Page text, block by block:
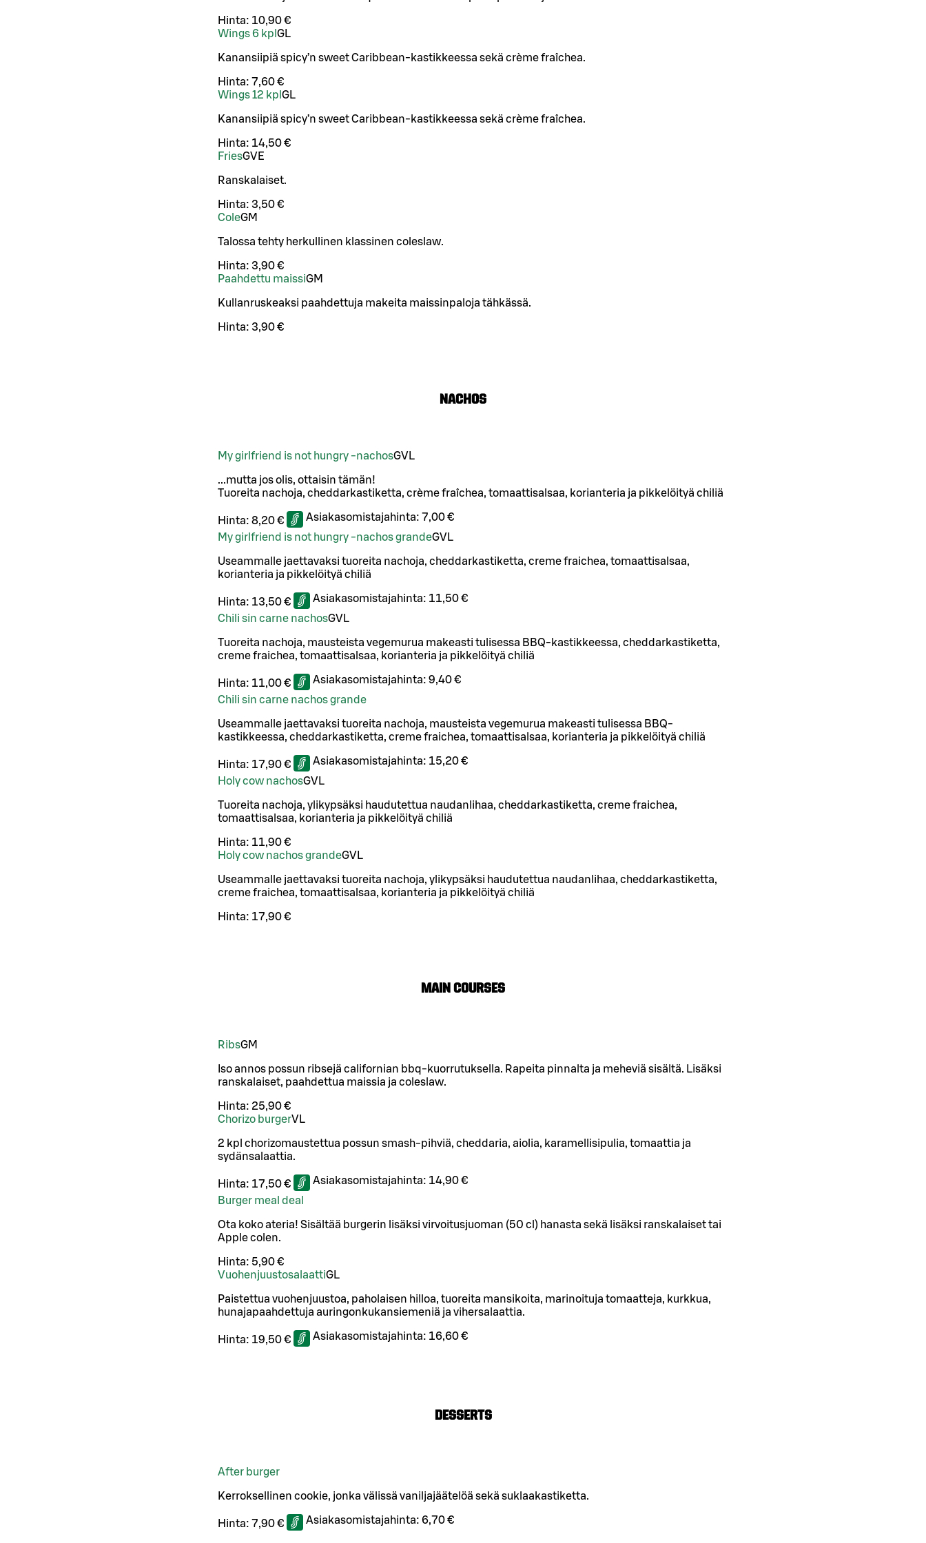
Hinta: 10,90 €
Wings 6 kpl GL
Kanansiipiä spicy’n sweet Caribbean-kastikkeessa sekä crème fraîchea.
Hinta: 7,60 €
Wings 12 kpl GL
Kanansiipiä spicy’n sweet Caribbean-kastikkeessa sekä crème fraîchea.
Hinta: 14,50 €
FriesGVE
Ranskalaiset.
Hinta: 3,50 €
ColeGM
Talossa tehty herkullinen klassinen coleslaw.
Hinta: 3,90 €
Paahdettu maissiGM
Kullanruskeaksi paahdettuja makeita maissinpaloja tähkässä.
Hinta: 3,90 €
Nachos
My girlfriend is not hungry -nachosGVL
...mutta jos olis, ottaisin tämän!
Tuoreita nachoja, cheddarkastiketta, crème fraîchea, tomaattisalsaa, korianteria ja pikkelöityä chiliä
Hinta: 8,20 € Asiakasomistajahinta: 7,00 €
My girlfriend is not hungry -nachos grandeGVL
Useammalle jaettavaksi tuoreita nachoja, cheddarkastiketta, creme fraichea, tomaattisalsaa,
korianteria ja pikkelöityä chiliä
Hinta: 13,50 € Asiakasomistajahinta: 11,50 €
Chili sin carne nachosGVL
Tuoreita nachoja, mausteista vegemurua makeasti tulisessa BBQ-kastikkeessa, cheddarkastiketta,
creme fraichea, tomaattisalsaa, korianteria ja pikkelöityä chiliä
Hinta: 11,00 € Asiakasomistajahinta: 9,40 €
Chili sin carne nachos grande
Useammalle jaettavaksi tuoreita nachoja, mausteista vegemurua makeasti tulisessa BBQ-
kastikkeessa, cheddarkastiketta, creme fraichea, tomaattisalsaa, korianteria ja pikkelöityä chiliä
Hinta: 17,90 € Asiakasomistajahinta: 15,20 €
Holy cow nachosGVL
Tuoreita nachoja, ylikypsäksi haudutettua naudanlihaa, cheddarkastiketta, creme fraichea,
tomaattisalsaa, korianteria ja pikkelöityä chiliä
Hinta: 11,90 €
Holy cow nachos grandeGVL
Useammalle jaettavaksi tuoreita nachoja, ylikypsäksi haudutettua naudanlihaa, cheddarkastiketta,
creme fraichea, tomaattisalsaa, korianteria ja pikkelöityä chiliä
Hinta: 17,90 €
Main Courses
RibsGM
Iso annos possun ribsejä californian bbq-kuorrutuksella. Rapeita pinnalta ja meheviä sisältä. Lisäksi
ranskalaiset, paahdettua maissia ja coleslaw.
Hinta: 25,90 €
Chorizo burgerVL
2 kpl chorizomaustettua possun smash-pihviä, cheddaria, aiolia, karamellisipulia, tomaattia ja
sydänsalaattia.
Hinta: 17,50 € Asiakasomistajahinta: 14,90 €
Burger meal deal
Ota koko ateria! Sisältää burgerin lisäksi virvoitusjuoman (50 cl) hanasta sekä lisäksi ranskalaiset tai
Apple colen.
Hinta: 5,90 €
VuohenjuustosalaattiGL
Paistettua vuohenjuustoa, paholaisen hilloa, tuoreita mansikoita, marinoituja tomaatteja, kurkkua,
hunajapaahdettuja auringonkukansiemeniä ja vihersalaattia.
Hinta: 19,50 € Asiakasomistajahinta: 16,60 €
Desserts
After burger
Kerroksellinen cookie, jonka välissä vaniljajäätelöä sekä suklaakastiketta.
Hinta: 7,90 € Asiakasomistajahinta: 6,70 €